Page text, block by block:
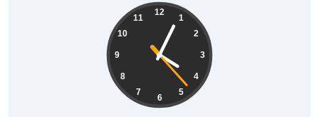
12
1
2
3
4
5
6
7
8
9
10
11